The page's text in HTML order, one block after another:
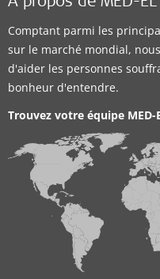
Comptant parmi les
sur le marché mondial,
d'aider les personnes
bonheur d'entendre.
Trouvez votre équipe MED-